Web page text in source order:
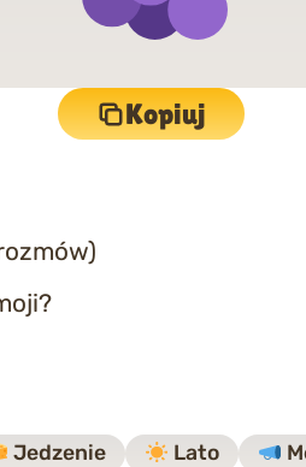
Kopiuj
Jedzenie Lato